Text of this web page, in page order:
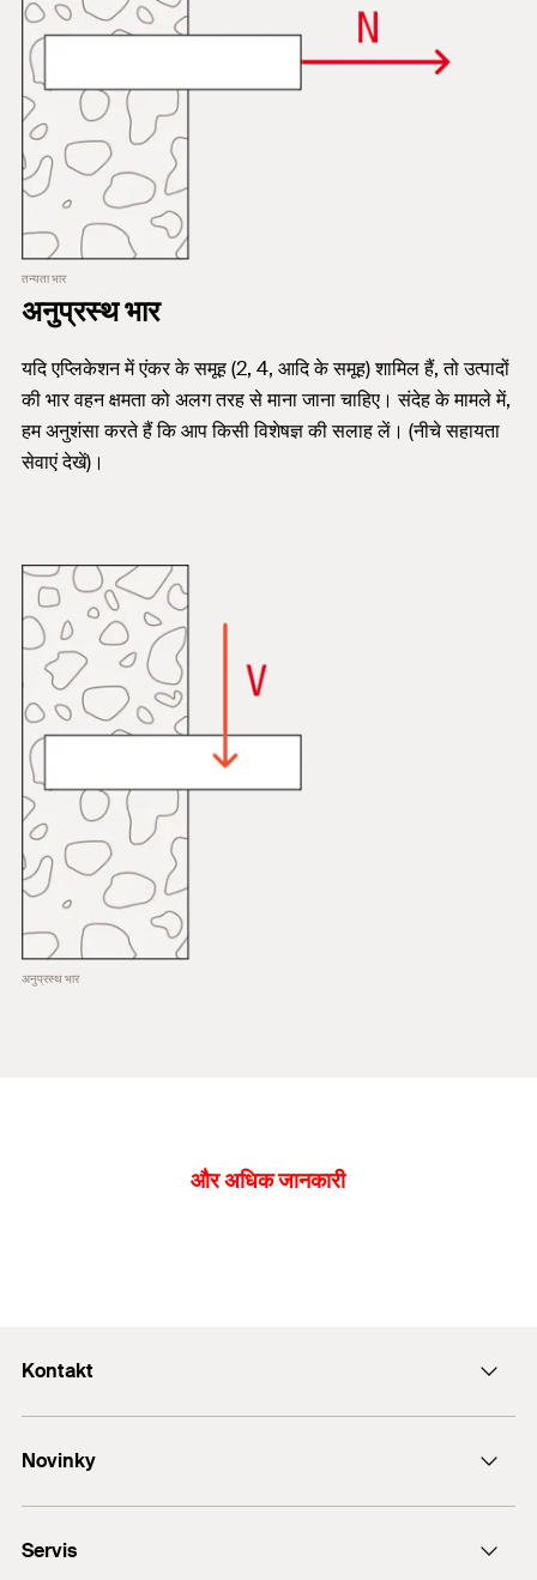
तन्यता भार
अनुप्रस्थ भार
यदि एप्लिकेशन में एंकर के समूह (2, 4, आदि के समूह) शामिल हैं, तो उत्पादों
की भार वहन क्षमता को अलग तरह से माना जाना चाहिए। संदेह के मामले में,
हम अनुशंसा करते हैं कि आप किसी विशेषज्ञ की सलाह लें। (नीचे सहायता
सेवाएं देखें)।
अनुप्रस्थ भार
और अधिक जानकारी
Kontakt
e-Mail
Novinky
FAZ II
Servis